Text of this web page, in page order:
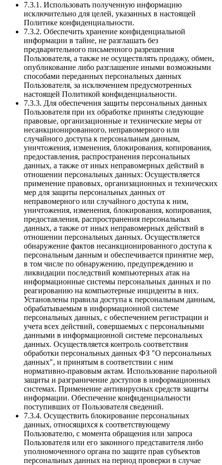
7.3.1. Использовать полученную информацию
исключительно для целей, указанных в настоящей
Политике конфиденциальности.
7.3.2. Обеспечить хранение конфиденциальной
информации в тайне, не разглашать без
предварительного письменного разрешения
Пользователя, а также не осуществлять продажу, обмен,
опубликование либо разглашение иными возможными
способами переданных персональных данных
Пользователя, за исключением предусмотренных
настоящей Политикой конфиденциальности.
7.3.3. Для обеспечения защиты персональных данных
Пользователя при их обработке приняты следующие
правовые, организационные и технические меры от
несанкционированного, неправомерного или
случайного доступа к персональным данным,
уничтожения, изменения, блокирования, копирования,
предоставления, распространения персональных
данных, а также от иных неправомерных действий в
отношении персональных данных: Осуществляется
применение правовых, организационных и технических
мер для защиты персональных данных от
неправомерного или случайного доступа к ним,
уничтожения, изменения, блокирования, копирования,
предоставления, распространения персональных
данных, а также от иных неправомерных действий в
отношении персональных данных. Осуществляется
обнаружение фактов несанкционированного доступа к
персональным данным и обеспечивается принятие мер,
в том числе по обнаружению, предупреждению и
ликвидации последствий компьютерных атак на
информационные системы персональных данных и по
реагированию на компьютерные инциденты в них.
Установлены правила доступа к персональным данным,
обрабатываемым в информационной системе
персональных данных, с обеспечением регистрации и
учета всех действий, совершаемых с персональными
данными в информационной системе персональных
данных. Осуществляется контроль соответствия
обработки персональных данных ФЗ "О персональных
данных", и принятым в соответствии с ним
нормативно-правовым актам. Использование парольной
защиты и разграничение доступов в информационных
системах. Применение антивирусных средств защиты
информации. Обеспечение конфиденциальности
поступивших от Пользователя сведений.
7.3.4. Осуществить блокирование персональных
данных, относящихся к соответствующему
Пользователю, с момента обращения или запроса
Пользователя или его законного представителя либо
уполномоченного органа по защите прав субъектов
персональных данных на период проверки в случае